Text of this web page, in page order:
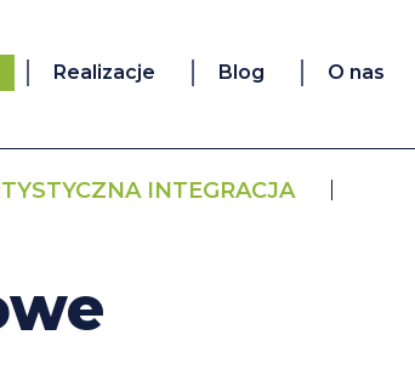
Realizacje Blog O nas
INTEGRACJA